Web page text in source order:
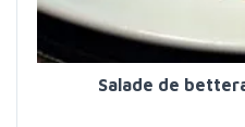
Salade de